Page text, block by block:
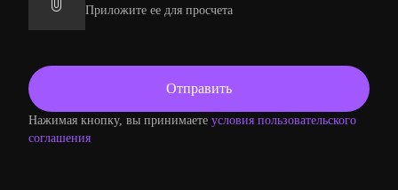
Приложите ее для просчета
Нажимая кнопку, вы принимаете условия пользовательского
соглашения